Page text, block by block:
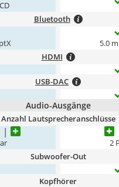
Bluetooth
5.0
HDMI
USB-DAC
Audio-Ausgänge
Anzahl Lautsprecheranschlüsse
2
Subwoofer-Out
Kopfhörer